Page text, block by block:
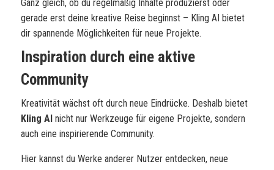
Ganz gleich, ob du regelmäßig Inhalte produzierst oder
gerade erst deine kreative Reise beginnst – Kling AI bietet
dir spannende Möglichkeiten für neue Projekte.
Inspiration durch eine aktive
Community
Kreativität wächst oft durch neue Eindrücke. Deshalb bietet
Kling AI nicht nur Werkzeuge für eigene Projekte, sondern
auch eine inspirierende Community.
Hier kannst du Werke anderer Nutzer entdecken, neue